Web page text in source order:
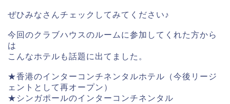
ぜひみなさんチェックしてみてください♪
今回のクラブハウスのルームに参加してくれた方から
は
こんなホテ ルも話題に出てました。
★香港のインターコンチネンタルホテル（今後リージ
ェントとして再オープン）
★シンガポールのインターコンチネンタル